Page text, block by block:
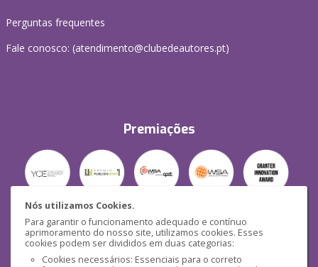
Nós utilizamos Cookies.
Para garantir o funcionamento adequado e contínuo
aprimoramento do nosso site, utilizamos cookies. Esses
cookies podem ser divididos em duas categorias:
Cookies necessários: Essenciais para o correto
Perguntas frequentes
Fale conosco: (atendimento@clubedeautores.pt)
Premiações
Segurança